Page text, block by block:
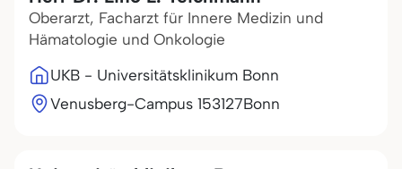
Oberarzt, Facharzt für Innere Medizin und
Hämatologie und Onkologie
UKB - Universitätsklinikum Bonn
Venusberg-Campus 153127Bonn